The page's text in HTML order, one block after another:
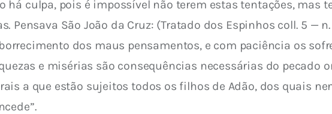
há culpa, pois é impossível não terem estas tentações, mas
Pensava São João da Cruz: (Tratado dos Espinhos coll. 5 —
dos maus pensamentos, e com paciência os
e misérias são consequências necessárias do pecado
a que estão sujeitos todos os filhos de Adão, dos quais